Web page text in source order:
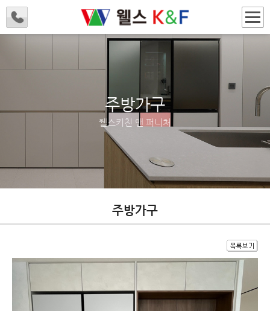
주방가구
웰스키친 앤 퍼니처
주방가구